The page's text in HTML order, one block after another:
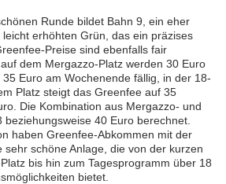
Runde bildet Bahn 9, ein eher
erhöhten Grün, das ein präzises
Preise sind ebenfalls fair
dem Mergazzo-Platz werden 30 Euro
Euro am Wochenende fällig, in der 18-
Platz steigt das Greenfee auf 35
Die Kombination aus Mergazzo- und
beziehungsweise 40 Euro berechnet.
haben Greenfee-Abkommen mit der
sehr schöne Anlage, die von der kurzen
bis hin zum Tagesprogramm über 18
bietet.